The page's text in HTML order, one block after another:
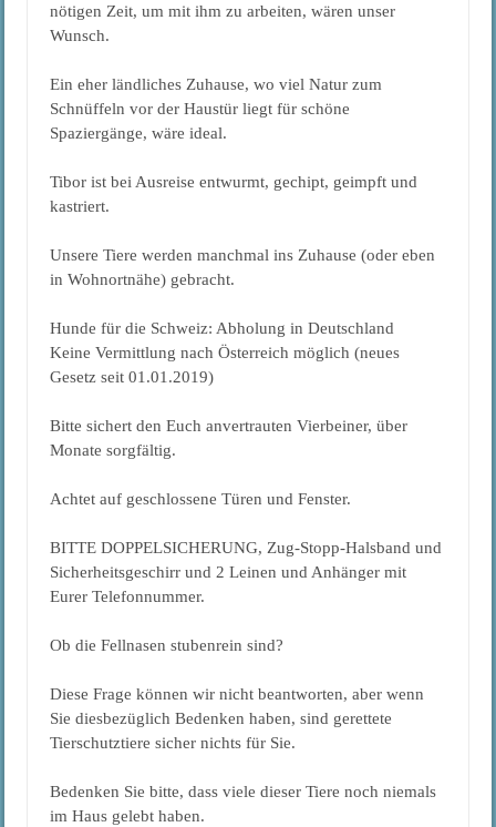
nötigen Zeit, um mit ihm zu arbeiten, wären unser
Wunsch.
Ein eher ländliches Zuhause, wo viel Natur zum
Schnüffeln vor der Haustür liegt für schöne
Spaziergänge, wäre ideal.
Tibor ist bei Ausreise entwurmt, gechipt, geimpft und
kastriert.
Unsere Tiere werden manchmal ins Zuhause (oder eben
in Wohnortnähe) gebracht.
Hunde für die Schweiz: Abholung in Deutschland
Keine Vermittlung nach Österreich möglich (neues
Gesetz seit 01.01.2019)
Bitte sichert den Euch anvertrauten Vierbeiner, über
Monate sorgfältig.
Achtet auf geschlossene Türen und Fenster.
BITTE DOPPELSICHERUNG, Zug-Stopp-Halsband und
Sicherheitsgeschirr und 2 Leinen und Anhänger mit
Eurer Telefonnummer.
Ob die Fellnasen stubenrein sind?
Diese Frage können wir nicht beantworten, aber wenn
Sie diesbezüglich Bedenken haben, sind gerettete
Tierschutztiere sicher nichts für Sie.
Bedenken Sie bitte, dass viele dieser Tiere noch niemals
im Haus gelebt haben.